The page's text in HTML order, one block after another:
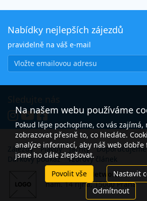
Nabídky nejlepších zájezdů
pravidelně na váš e-mail
Zájezdy Plavby Jachty Doporučujeme
Dárkový poukaz
Vzorový článek
Open Travel Network
nám. 14 října, 15000 Praha
Na našem webu používáme
Pokud lépe pochopíme, co vás zajímá,
zobrazovat přesně to, co hledáte.
analýze informací, aby náš web
jsme ho dále zlepšovat.
Povolit vše
Nastavit
Odmítnout